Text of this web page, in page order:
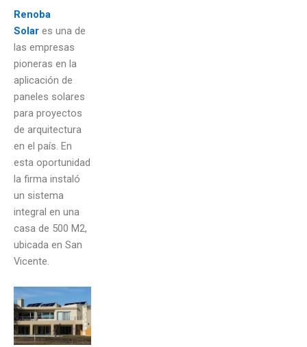
Renoba
Solar es una de
las empresas
pioneras en la
aplicación de
paneles solares
para proyectos
de arquitectura
en el país. En
esta oportunidad
la firma instaló
un sistema
integral en una
casa de 500 M2,
ubicada en San
Vicente.